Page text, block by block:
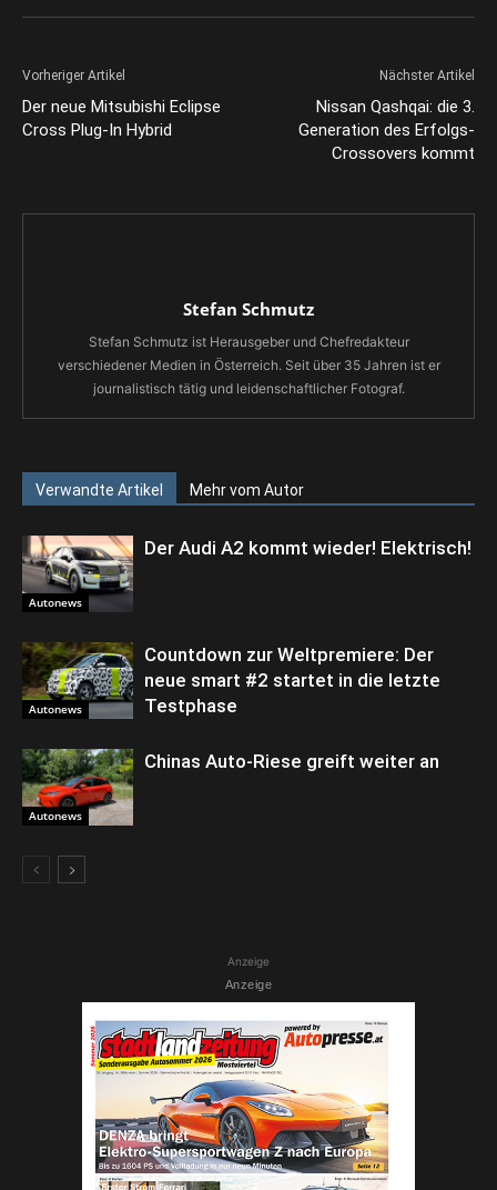
Vorheriger Artikel
Der neue Mitsubishi Eclipse
Cross Plug-In Hybrid
Nächster Artikel
Nissan Qashqai: die 3.
Generation des Erfolgs-
Crossovers kommt
Stefan Schmutz
Stefan Schmutz ist Herausgeber und Chefredakteur
verschiedener Medien in Österreich. Seit über 35 Jahren ist er
journalistisch tätig und leidenschaftlicher Fotograf.
Verwandte Artikel Mehr vom Autor
Autonews
Der Audi A2 kommt wieder! Elektrisch!
Autonews
Countdown zur Weltpremiere: Der
neue smart #2 startet in die letzte
Testphase
Autonews
Chinas Auto-Riese greift weiter an
Anzeige
Anzeige